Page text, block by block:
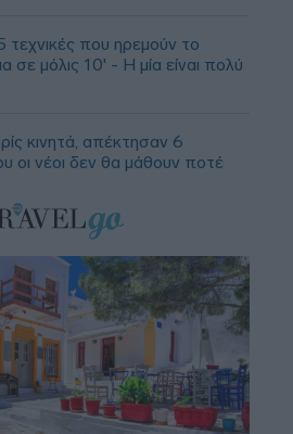
τεχνικές που ηρεμούν το
σε μόλις 10' - Η μία είναι πολύ
κινητά, απέκτησαν 6
οι νέοι δεν θα μάθουν ποτέ